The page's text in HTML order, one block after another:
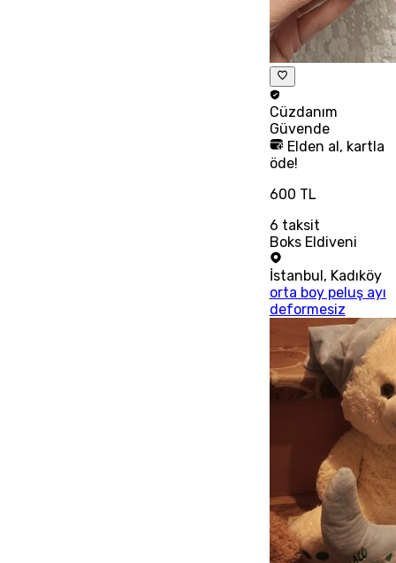
Cüzdanım
Güvende
Elden al, kartla
öde!
600 TL
6 taksit
Boks Eldiveni
İstanbul, Kadıköy
orta boy peluş ayı
deformesiz